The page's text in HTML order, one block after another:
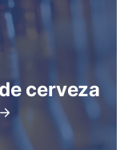
cerveza